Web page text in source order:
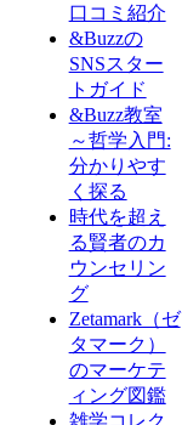
口コミ紹介
&Buzzの
SNSスター
トガイド
&Buzz教室
～哲学入門:
分かりやす
く探る
時代を超え
る賢者のカ
ウンセリン
グ
Zetamark（ゼ
タマーク）
のマーケテ
ィング図鑑
雑学コレク